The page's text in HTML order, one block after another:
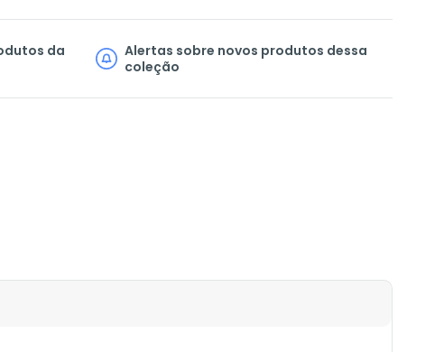
da
Alertas sobre novos produtos dessa
coleção